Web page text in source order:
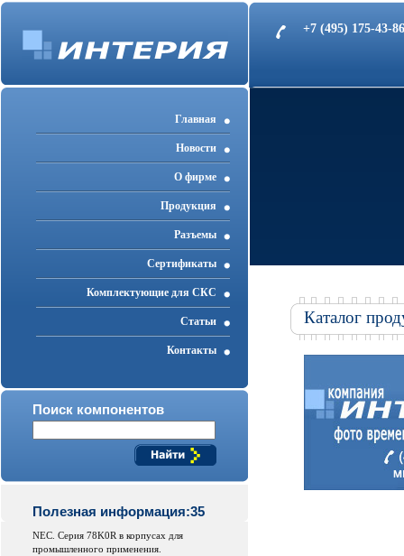
+7 (495) 175-43-
Главная
Новости
О фирме
Продукция
Разъемы
Cертификаты
Комплектующие для СКС
Статьи
Контакты
Поиск компонентов
Полезная информация:35
NEC. Серия 78K0R в корпусах для
промышленного применения.
Каталог